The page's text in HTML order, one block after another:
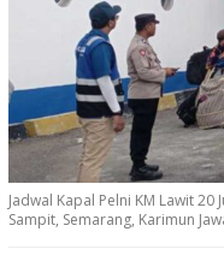
Jadwal Kapal Pelni KM Lawit 20
Sampit, Semarang, Karimun